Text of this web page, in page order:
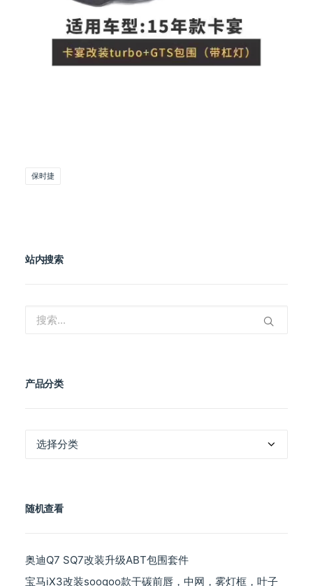
保时捷
站内搜索
产品分类
随机查看
奥迪Q7 SQ7改装升级ABT包围套件
宝马iX3改装sooqoo款干碳前唇，中网，雾灯框，叶子